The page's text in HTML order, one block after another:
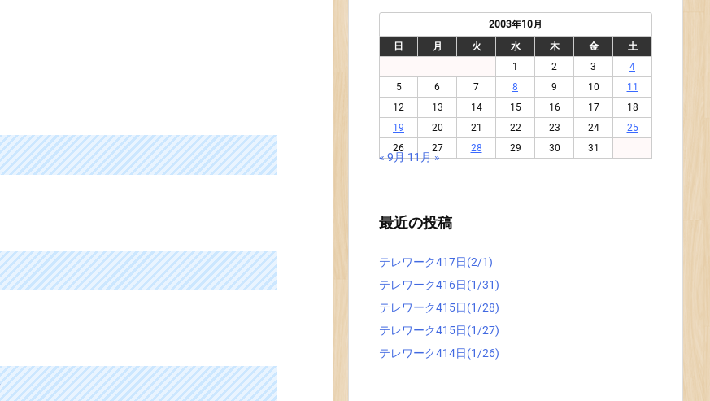
2003年10月
日
月 火 水 木 金
土
1
2 3
4
5
6 7 8 9 10
11
12
13 14 15 16 17
18
19
20 21 22 23 24
25
26
27 28 29 30 31
« 9月11月 »
最近の投稿
テレワーク417日(2/1)
テレワーク416日(1/31)
テレワーク415日(1/28)
テレワーク415日(1/27)
テレワーク414日(1/26)